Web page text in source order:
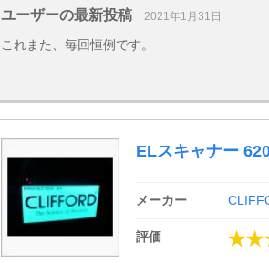
ユーザーの最新投稿 2021年1月31日
これまた、毎回恒例です。
ELスキャナー
メーカー
評価